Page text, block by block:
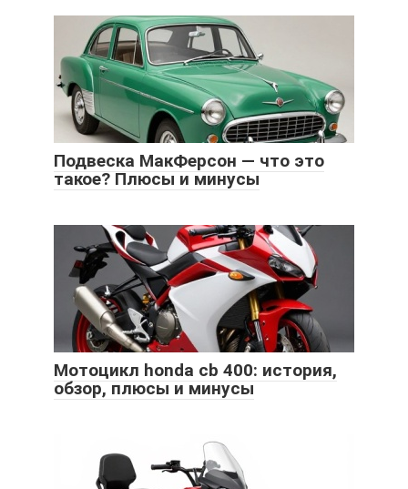
Подвеска МакФерсон — что это
такое? Плюсы и минусы
Мотоцикл honda cb 400: история,
обзор, плюсы и минусы